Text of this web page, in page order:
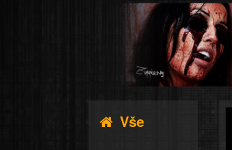
Vše